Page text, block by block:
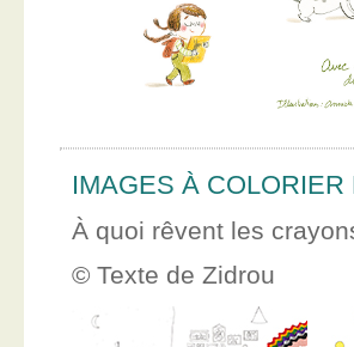
IMAGES À
À quoi rêvent les
© Texte de Zidrou